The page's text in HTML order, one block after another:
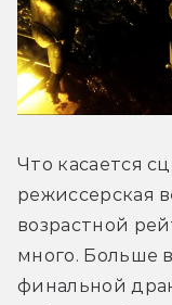
Что касается
режиссерская
возрастной
много. Больше
финальной